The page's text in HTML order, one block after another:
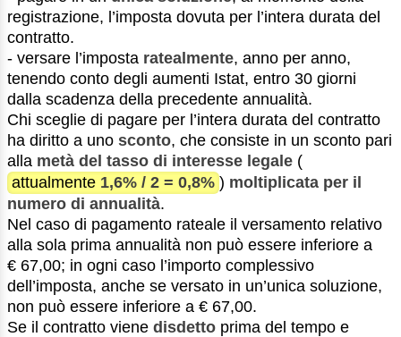
registrazione, l’imposta dovuta per l’intera durata del
contratto.
- versare l’imposta ratealmente, anno per anno,
tenendo conto degli aumenti Istat, entro 30 giorni
dalla scadenza della precedente annualità.
Chi sceglie di pagare per l’intera durata del contratto
ha diritto a uno sconto, che consiste in un sconto pari
alla metà del tasso di interesse legale (
attualmente 1,6% / 2 = 0,8% ) moltiplicata per il
numero di annualità.
Nel caso di pagamento rateale il versamento relativo
alla sola prima annualità non può essere inferiore a
€ 67,00; in ogni caso l’importo complessivo
dell’imposta, anche se versato in un’unica soluzione,
non può essere inferiore a € 67,00.
Se il contratto viene disdetto prima del tempo e